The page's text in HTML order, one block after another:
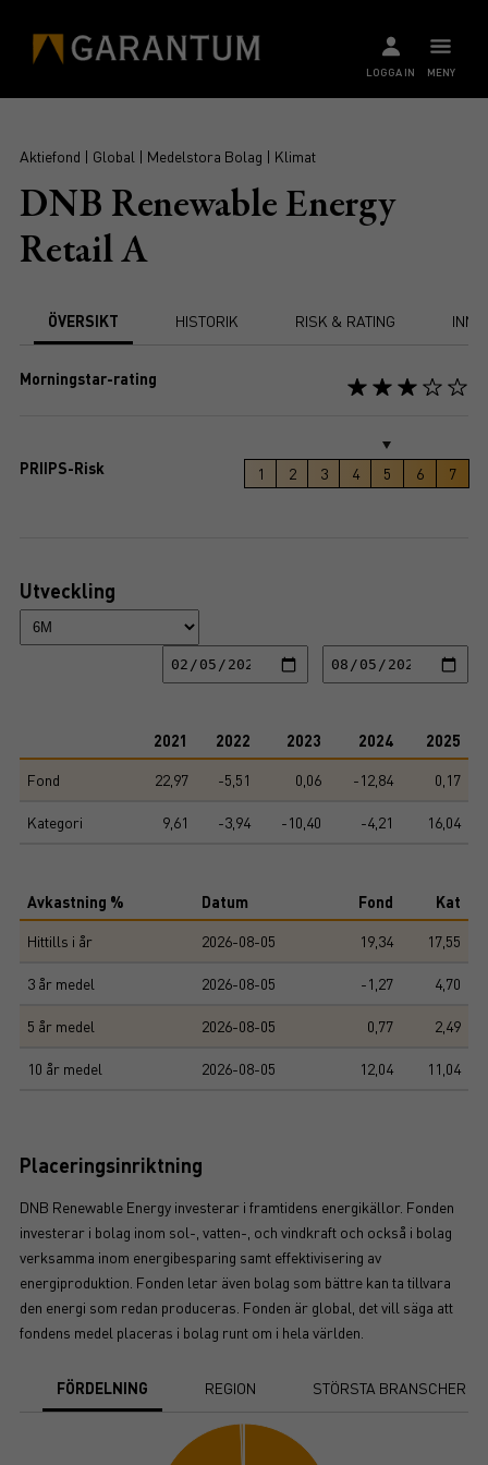
MENY
LOGGA IN
Aktiefond | Global | Medelstora Bolag | Klimat
DNB Renewable Energy
Retail A
ÖVERSIKT HISTORIK RISK & RATING
Morningstar-rating
PRIIPS-Risk 1 2 3 4 5 6 7
Utveckling
2021 2022 2023 2024
2025
Fond
22,97 -5,51 0,06 -12,84 0,17
Kategori 9,61 -3,94 -10,40 -4,21 16,04
Avkastning % Datum Fond
Kat
Hittills i år
2026-08-05 19,34 17,55
3 år medel 2026-08-05 -1,27 4,70
5 år medel 2026-08-05 0,77 2,49
10 år medel 2026-08-05 12,04 11,04
Placeringsinriktning
DNB Renewable Energy investerar i framtidens energikällor. Fonden
investerar i bolag inom sol-, vatten-, och vindkraft och också i bolag
verksamma inom energibesparing samt effektivisering av
energiproduktion. Fonden letar även bolag som bättre kan ta tillvara
den energi som redan produceras. Fonden är global, det vill säga att
fondens medel placeras i bolag runt om i hela världen.
FÖRDELNING REGION STÖRSTA BRANSCHER